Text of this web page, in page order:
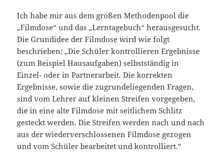
Ich habe mir aus dem großen Methodenpool die
„Filmdose“ und das „Lerntagebuch“ herausgesucht.
Die Grundidee der Filmdose wird wie folgt
beschrieben: „Die Schüler kontrollieren Ergebnisse
(zum Beispiel Hausaufgaben) selbstständig in
Einzel- oder in Partnerarbeit. Die korrekten
Ergebnisse, sowie die zugrundeliegenden Fragen,
sind vom Lehrer auf kleinen Streifen vorgegeben,
die in eine alte Filmdose mit seitlichem Schlitz
gesteckt werden. Die Streifen werden nach und nach
aus der wiederverschlossenen Filmdose gezogen
und vom Schüler bearbeitet und kontrolliert.“